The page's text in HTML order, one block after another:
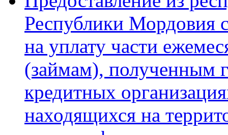
Республики Мордовия
на уплату части
(займам), полученным
кредитных
находящихся на